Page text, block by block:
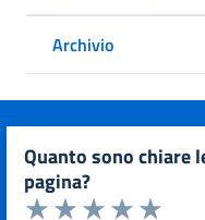
Archivio
quanto sono chiare le informazioni su questa
pagina?
Valuta da 1 a 5 stelle la pagina